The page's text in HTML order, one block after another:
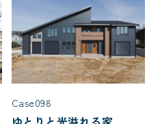
Case098